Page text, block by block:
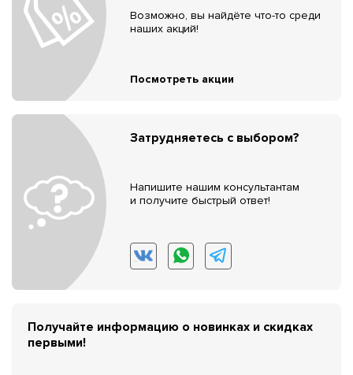
Возможно, вы найдёте что-то среди
наших акций!
Посмотреть акции
Затрудняетесь с выбором?
Напишите нашим консультантам
и получите быстрый ответ!
Получайте информацию о новинках и скидках
первыми!